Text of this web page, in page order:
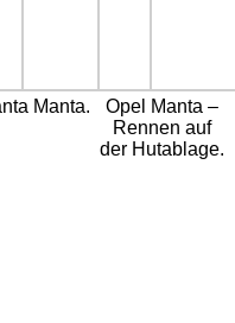
Manta.
Opel Manta –
Rennen auf
der Hutablage.